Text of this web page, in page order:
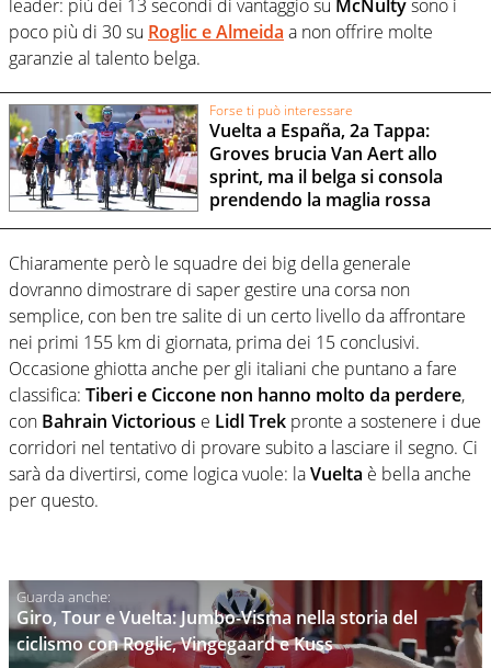
leader: più dei 13 secondi di vantaggio su McNultysono i
poco più di 30 su Roglic e Almeida a non offrire molte
garanzie al talento belga.
Forse ti può interessare
Vuelta a España, 2a Tappa:
Groves brucia Van Aert allo
sprint, ma il belga si consola
prendendo la maglia rossa
Chiaramente però le squadre dei big della generale
dovranno dimostrare di saper gestire una corsa non
semplice, con ben tre salite di un certo livello da affrontare
nei primi 155 km di giornata, prima dei 15 conclusivi.
Occasione ghiotta anche per gli italiani che puntano a fare
classifica: Tiberi e Ciccone non hanno molto da perdere,
con Bahrain Victorious e Lidl Trek pronte a sostenere i due
corridori nel tentativo di provare subito a lasciare il segno. Ci
sarà da divertirsi, come logica vuole: laVuelta è bella anche
per questo.
Giro, Tour e Vuelta: Jumbo-Visma nella storia del
ciclismo con Roglic, Vingegaard e Kuss